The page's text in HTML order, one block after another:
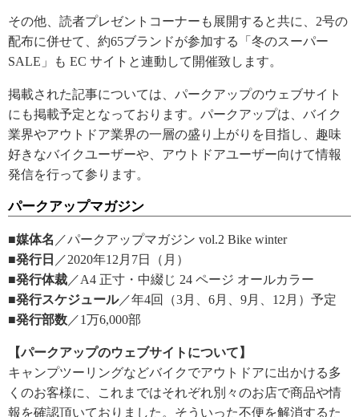
その他、読者プレゼントコーナーも展開すると共に、2号の
配布に併せて、約65ブランドが参加する「冬のスーパー
SALE」も EC サイトと連動して開催致します。
掲載された記事については、パークアップのウェブサイト
にも掲載予定となっております。パークアップは、バイク
業界やアウトドア業界の一層の盛り上がりを目指し、趣味
好きなバイクユーザーや、アウトドアユーザー向けて情報
発信を行って参ります。
パークアップマガジン
■媒体名 ／パークアップマガジン vol.2 Bike winter
■発行日 ／2020年12月7日（月）
■発行体裁 ／A4 正寸・中綴じ 24 ページ オールカラー
■発行スケジュール／年4回（3月、6月、9月、12月）予定
■発行部数 ／1万6,000部
【パークアップのウェブサイトについて】
キャンプツーリングなどバイクでアウトドアに出かける多
くのお客様に、これまではそれぞれ別々のお店で商品や情
報を確認頂いておりました。そういった不便を解消するた